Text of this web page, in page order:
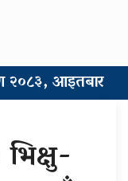
२०८३, आइतबार